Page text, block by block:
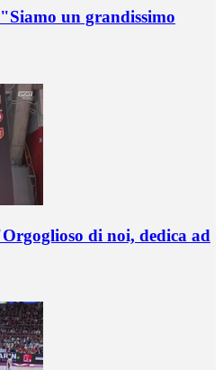
un grandissimo
di noi, dedica ad